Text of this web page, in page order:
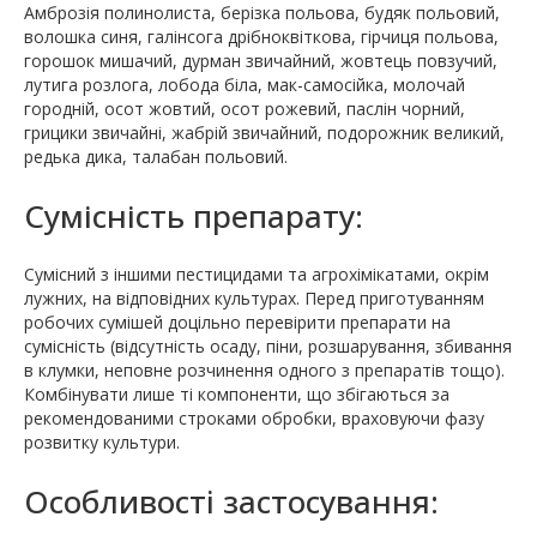
Амброзія полинолиста, берізка польова, будяк польовий,
волошка синя, галінсога дрібноквіткова, гірчиця польова,
горошок мишачий, дурман звичайний, жовтець повзучий,
лутига розлога, лобода біла, мак-самосійка, молочай
городній, осот жовтий, осот рожевий, паслін чорний,
грицики звичайні, жабрій звичайний, подорожник великий,
редька дика, талабан польовий.
Сумісність препарату:
Сумісний з іншими пестицидами та агрохімікатами, окрім
лужних, на відповідних культурах. Перед приготуванням
робочих сумішей доцільно перевірити препарати на
сумісність (відсутність осаду, піни, розшарування, збивання
в клумки, неповне розчинення одного з препаратів тощо).
Комбінувати лише ті компоненти, що збігаються за
рекомендованими строками обробки, враховуючи фазу
розвитку культури.
Особливостi застосування: